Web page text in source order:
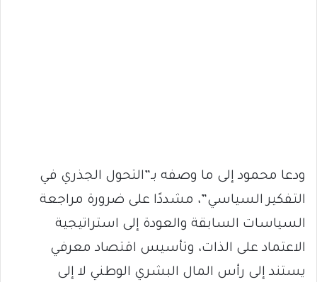
ودعا محمود إلى ما وصفه بـ”التحول الجذري في
التفكير السياسي”، مشددًا على ضرورة مراجعة
السياسات السابقة والعودة إلى استراتيجية
الاعتماد على الذات، وتأسيس اقتصاد معرفي
يستند إلى رأس المال البشري الوطني لا إلى